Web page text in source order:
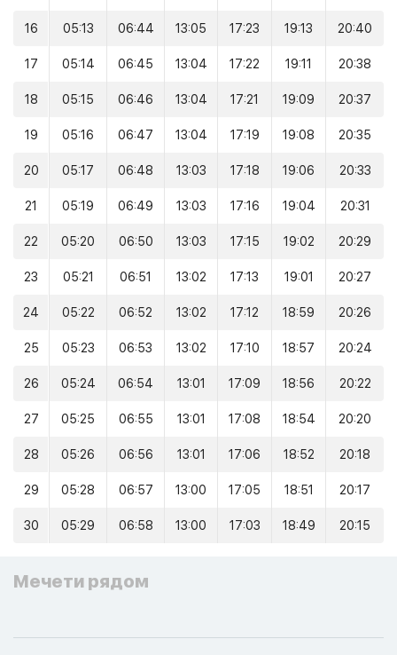
16 05:13 06:44 13:05 17:23 19:13 20:40
17 05:14 06:45 13:04 17:22 19:11 20:38
18 05:15 06:46 13:04 17:21 19:09 20:37
19 05:16 06:47 13:04 17:19 19:08 20:35
20 05:17 06:48 13:03 17:18 19:06 20:33
21 05:19 06:49 13:03 17:16 19:04 20:31
22 05:20 06:50 13:03 17:15 19:02 20:29
23 05:21 06:51 13:02 17:13 19:01 20:27
24 05:22 06:52 13:02 17:12 18:59 20:26
25 05:23 06:53 13:02 17:10 18:57 20:24
26 05:24 06:54 13:01 17:09 18:56 20:22
27 05:25 06:55 13:01 17:08 18:54 20:20
28 05:26 06:56 13:01 17:06 18:52 20:18
29 05:28 06:57 13:00 17:05 18:51 20:17
30 05:29 06:58 13:00 17:03 18:49 20:15
Мечети рядом